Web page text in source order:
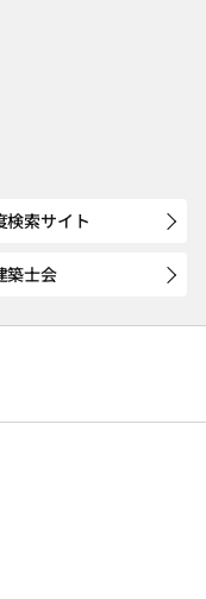
検索サイト
築士会